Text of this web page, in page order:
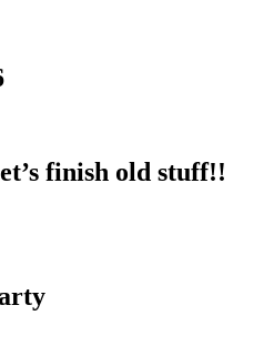
finish old stuff!!